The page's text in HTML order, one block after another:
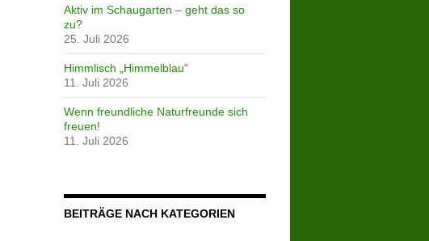
Aktiv im Schaugarten – geht das so
zu?
25. Juli 2026
Himmlisch „Himmelblau“
11. Juli 2026
Wenn freundliche Naturfreunde sich
freuen!
11. Juli 2026
BEITRÄGE NACH KATEGORIEN